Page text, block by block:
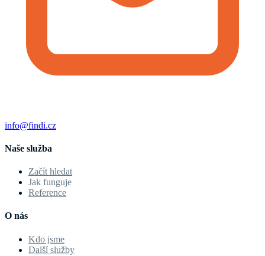
info@findi.cz
Naše služba
Začít hledat
Jak funguje
Reference
O nás
Kdo jsme
Další služby